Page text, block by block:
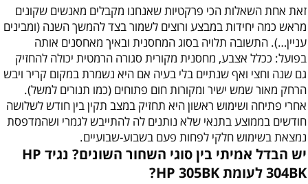
זאת אחת השאלות הכי פרקטיות שאנחנו מקבלים מאנשים שקונים
מראש כמה יחידות במבצע ורוצים לשמור בצד להמשך השנה (ומבינים
עניין…). התשובה תלויה בסוג המחסנית ובאיך מאחסנים אותה
בפועל: ככלל אצבע, מחסנית מקורית סגורה הרמטית יכולה להחזיק
גם שנה וחצי ואף שנתיים בלי בעיה אם היא נשמרת במקום קריר ויבש
הרחק מאור שמש ישיר ומקורות חום פתוחים (כמו תנורים למשל).
אחרי פתיחה ושימוש ראשון היא תחזיק במצב תקין בין חודש לשלושה
חודשים בממוצע בתנאי שלא נותנים לה להתייבש לגמרי ושהמדפסת
נמצאת בשימוש חלקי לפחות פעם בשבוע-שבועיים.
יש הבדל אמיתי בין סוגי השחור השונים? נגיד HP
304BK לעומת HP 305BK?